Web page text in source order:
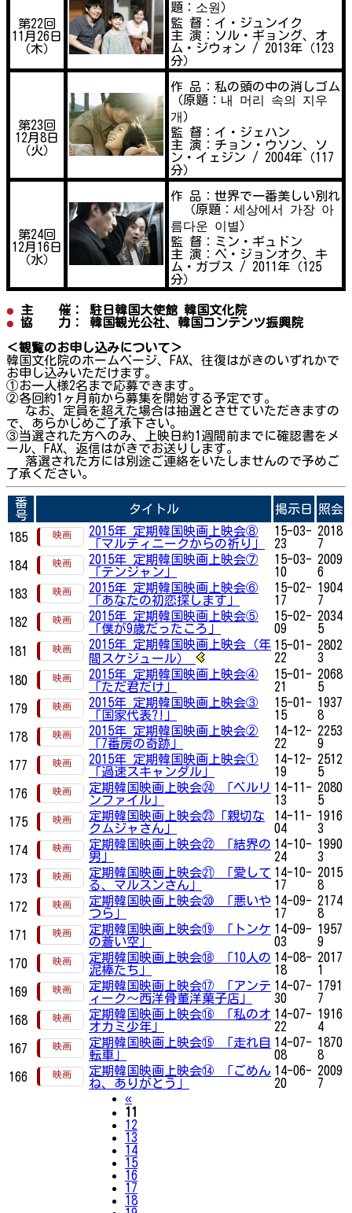
第22回
11月26日
（木）
題：소원）
監 督：イ・ジュンイク
主 演：ソル・ギョング、オ
ム・ジウォン / 2013年（123
分）
第23回
12月8日
（火）
作 品：私の頭の中の消しゴム
（原題：내 머리 속의 지우
개）
監 督：イ・ジェハン
主 演：チョン・ウソン、ソ
ン・イェジン / 2004年（117
分）
第24回
12月16日
（水）
作 品：世界で一番美しい別れ
（原題：세상에서 가장 아
름다운 이별）
監 督：ミン・ギュドン
主 演：ペ・ジョンオク、キ
ム・ガプス / 2011年（125
分）
主 催： 駐日韓国大使館 韓国文化院
協 力： 韓国観光公社、韓国コンテンツ振興院
＜観覧のお申し込みについて＞
韓国文化院のホームページ、FAX、往復はがきのいずれかで
お申し込みいただけます。
①お一人様2名まで応募できます。
②各回約1ヶ月前から募集を開始する予定です。
なお、定員を超えた場合は抽選とさせていただきますの
で、あらかじめご了承下さい。
③当選された方へのみ、上映日約1週間前までに確認書をメ
ール、FAX、返信はがきでお送りします。
落選された方には別途ご連絡をいたしませんので予めご
了承ください。
番
号
タイトル 掲示日 照会
185
2015年 定期韓国映画上映会⑧
「マルティニークからの祈り」
15-03-
23
2018
7
184
2015年 定期韓国映画上映会⑦
「テンジャン」
15-03-
10
2009
6
183
2015年 定期韓国映画上映会⑥
「あなたの初恋探します」
15-02-
17
1904
7
182
2015年 定期韓国映画上映会⑤
「僕が9歳だったころ」
15-02-
09
2034
5
181
2015年 定期韓国映画上映会（年
間スケジュール）
15-01-
22
2802
3
180
2015年 定期韓国映画上映会④
「ただ君だけ」
15-01-
21
2068
5
179
2015年 定期韓国映画上映会③
「国家代表?!」
15-01-
15
1937
8
178
2015年 定期韓国映画上映会②
「7番房の奇跡」
14-12-
22
2253
9
177
2015年 定期韓国映画上映会①
「過速スキャンダル」
14-12-
19
2512
5
176
定期韓国映画上映会㉔ 「ベルリ
ンファイル」
14-11-
13
2080
5
175
定期韓国映画上映会㉓「親切な
クムジャさん」
14-11-
04
1916
3
174
定期韓国映画上映会㉒ 「結界の
男」
14-10-
24
1990
3
173
定期韓国映画上映会㉑ 「愛して
る、マルスンさん」
14-10-
17
2015
8
172
定期韓国映画上映会⑳ 「悪いや
つら」
14-09-
17
2174
8
171
定期韓国映画上映会⑲ 「トンケ
の蒼い空」
14-09-
03
1957
9
170
定期韓国映画上映会⑱ 「10人の
泥棒たち」
14-08-
18
2017
1
169
定期韓国映画上映会⑰ 「アンテ
ィーク～西洋骨董洋菓子店」
14-07-
30
1791
7
168
定期韓国映画上映会⑯ 「私のオ
オカミ少年」
14-07-
22
1916
4
167
定期韓国映画上映会⑮ 「走れ自
転車」
14-07-
08
1870
8
166
定期韓国映画上映会⑭ 「ごめん
ね、ありがとう」
14-06-
20
2009
7
«Previous
11
12
13
14
15
16
17
18